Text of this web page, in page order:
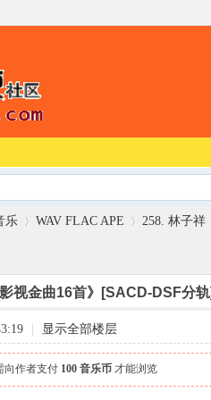
乐
›
WAV FLAC APE
›
258. 林子祥
视金曲16首》[SACD-DSF分
显示全部楼层
向作者支付 100 音乐币 才能浏览